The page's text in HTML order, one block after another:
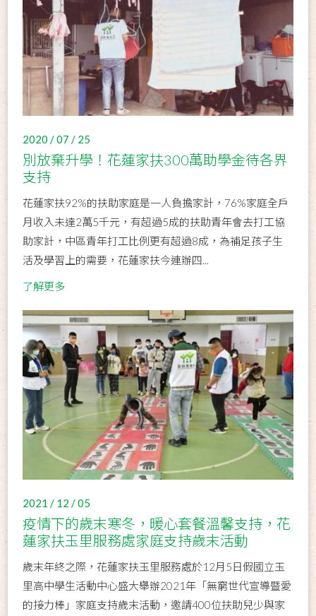
2020 / 07 / 25
別放棄升學！花蓮家扶300萬助學金待各界
支持
花蓮家扶92%的扶助家庭是一人負擔家計，76%家庭全戶
月收入未達2萬5千元，有超過5成的扶助青年會去打工協
助家計，中區青年打工比例更有超過8成，為補足孩子生
活及學習上的需要，花蓮家扶今連辦四...
了解更多
2021 / 12 / 05
疫情下的歲末寒冬，暖心套餐溫馨支持，花
蓮家扶玉里服務處家庭支持歲末活動
歲末年終之際，花蓮家扶玉里服務處於12月5日假國立玉
里高中學生活動中心盛大舉辦2021年「無窮世代宣導暨愛
的接力棒」家庭支持歲末活動，邀請400位扶助兒少與家